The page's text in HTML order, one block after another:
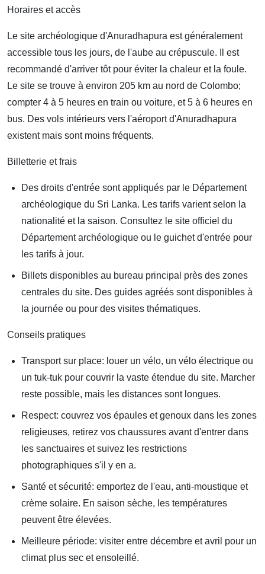
Horaires et accès
Le site archéologique d'Anuradhapura est généralement
accessible tous les jours, de l'aube au crépuscule. Il est
recommandé d'arriver tôt pour éviter la chaleur et la foule.
Le site se trouve à environ 205 km au nord de Colombo;
compter 4 à 5 heures en train ou voiture, et 5 à 6 heures en
bus. Des vols intérieurs vers l'aéroport d'Anuradhapura
existent mais sont moins fréquents.
Billetterie et frais
Des droits d'entrée sont appliqués par le Département
archéologique du Sri Lanka. Les tarifs varient selon la
nationalité et la saison. Consultez le site officiel du
Département archéologique ou le guichet d'entrée pour
les tarifs à jour.
Billets disponibles au bureau principal près des zones
centrales du site. Des guides agréés sont disponibles à
la journée ou pour des visites thématiques.
Conseils pratiques
Transport sur place: louer un vélo, un vélo électrique ou
un tuk-tuk pour couvrir la vaste étendue du site. Marcher
reste possible, mais les distances sont longues.
Respect: couvrez vos épaules et genoux dans les zones
religieuses, retirez vos chaussures avant d'entrer dans
les sanctuaires et suivez les restrictions
photographiques s'il y en a.
Santé et sécurité: emportez de l'eau, anti-moustique et
crème solaire. En saison sèche, les températures
peuvent être élevées.
Meilleure période: visiter entre décembre et avril pour un
climat plus sec et ensoleillé.